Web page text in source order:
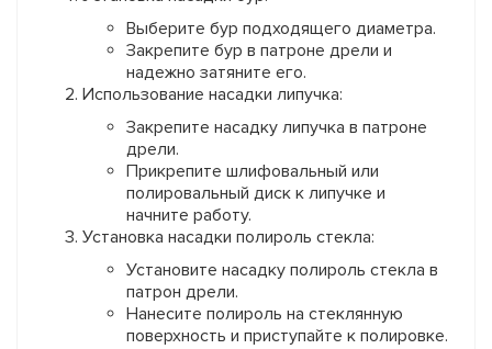
Выберите бур подходящего диаметра.
Закрепите бур в патроне дрели и
надежно затяните его.
Использование насадки липучка:
Закрепите насадку липучка в патроне
дрели.
Прикрепите шлифовальный или
полировальный диск к липучке и
начните работу.
Установка насадки полироль стекла:
Установите насадку полироль стекла в
патрон дрели.
Нанесите полироль на стеклянную
поверхность и приступайте к полировке.